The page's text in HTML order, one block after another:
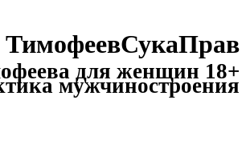
ТимофеевСукаПрав
для женщин 18+
мужчиностроения